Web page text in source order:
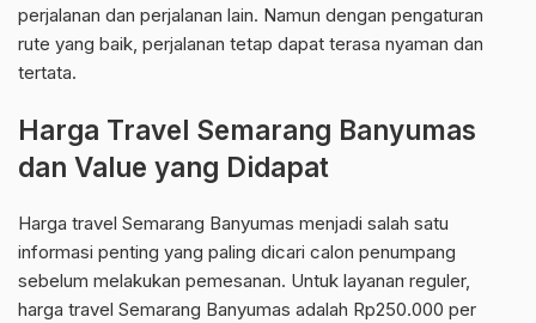
perjalanan dan perjalanan lain. Namun dengan pengaturan
rute yang baik, perjalanan tetap dapat terasa nyaman dan
tertata.
Harga Travel Semarang Banyumas
dan Value yang Didapat
Harga travel Semarang Banyumas menjadi salah satu
informasi penting yang paling dicari calon penumpang
sebelum melakukan pemesanan. Untuk layanan reguler,
harga travel Semarang Banyumas adalah Rp250.000 per